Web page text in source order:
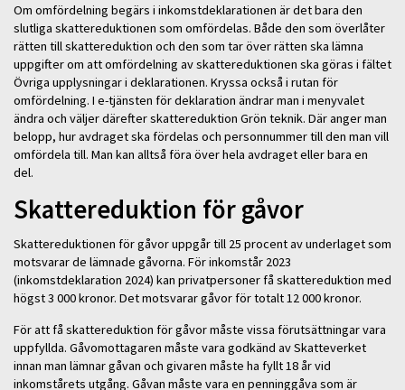
Om omfördelning begärs i inkomstdeklarationen är det bara den
slutliga skattereduktionen som omfördelas. Både den som överlåter
rätten till skattereduktion och den som tar över rätten ska lämna
uppgifter om att omfördelning av skattereduktionen ska göras i fältet
Övriga upplysningar i deklarationen. Kryssa också i rutan för
omfördelning. I e-tjänsten för deklaration ändrar man i menyvalet
ändra och väljer därefter skattereduktion Grön teknik. Där anger man
belopp, hur avdraget ska fördelas och personnummer till den man vill
omfördela till. Man kan alltså föra över hela avdraget eller bara en
del.
Skattereduktion för gåvor
Skattereduktionen för gåvor uppgår till 25 procent av underlaget som
motsvarar de lämnade gåvorna. För inkomstår 2023
(inkomstdeklaration 2024) kan privatpersoner få skattereduktion med
högst 3 000 kronor. Det motsvarar gåvor för totalt 12 000 kronor.
För att få skattereduktion för gåvor måste vissa förutsättningar vara
uppfyllda. Gåvomottagaren måste vara godkänd av Skatteverket
innan man lämnar gåvan och givaren måste ha fyllt 18 år vid
inkomstårets utgång. Gåvan måste vara en penninggåva som är